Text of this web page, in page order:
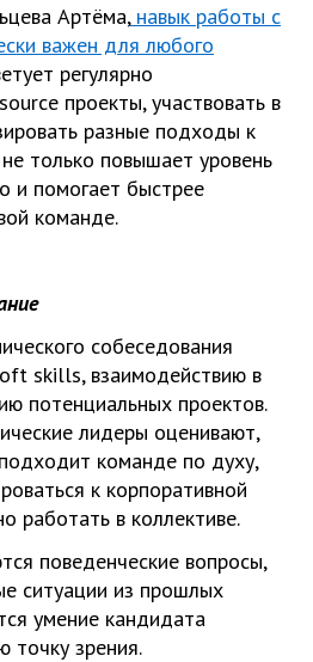
Артёма,навык работы с
важен для любого
регулярно
проекты, участвовать в
разные подходы к
только повышает уровень
и помогает быстрее
команде.
собеседования
skills, взаимодействию в
потенциальных проектов.
лидеры оценивают,
команде по духу,
к корпоративной
работать в коллективе.
поведенческие вопросы,
ситуации из прошлых
умение кандидата
точку зрения.